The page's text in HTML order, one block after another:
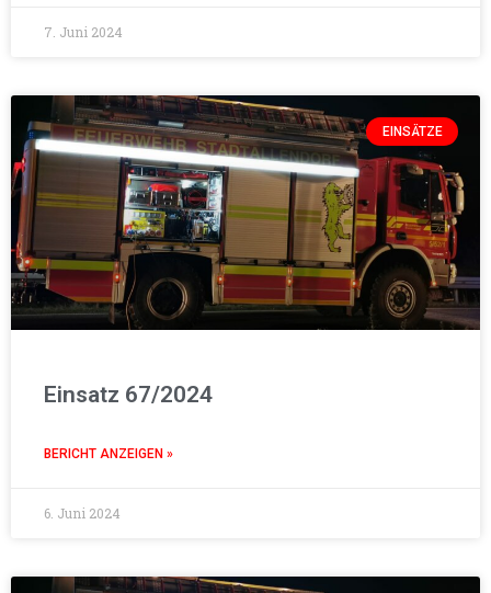
7. Juni 2024
EINSÄTZE
Einsatz 67/2024
BERICHT ANZEIGEN »
6. Juni 2024